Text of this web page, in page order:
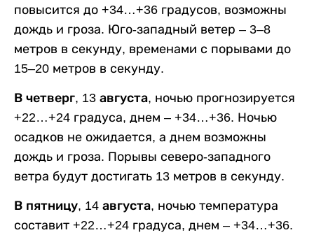
повысится до +34…+36 градусов, возможны
дождь и гроза. Юго-западный ветер – 3–8
метров в секунду, временами с порывами до
15–20 метров в секунду.
В четверг, 13 августа, ночью прогнозируется
+22…+24 градуса, днем – +34…+36. Ночью
осадков не ожидается, а днем возможны
дождь и гроза. Порывы северо-западного
ветра будут достигать 13 метров в секунду.
В пятницу, 14 августа, ночью температура
составит +22…+24 градуса, днем – +34…+36.